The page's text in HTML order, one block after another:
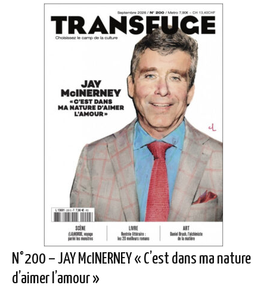
N°200 – JAY McINERNEY « C’est dans ma nature
d’aimer l’amour »